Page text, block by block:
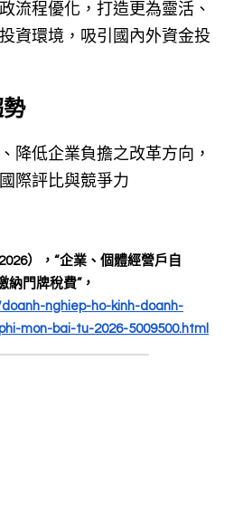
流程優化，打造更為靈活、
資環境，吸引國內外資金投
降低企業負擔之改革方向，
際評比與競爭力
），“企業、個體經營戶自
納門牌稅費”，
nghiep-ho-kinh-doanh-
mon-bai-tu-2026-5009500.html